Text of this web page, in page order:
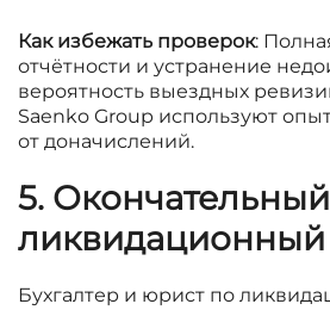
Как избежать проверок:
отчётности и устранение
вероятность выездных
Saenko Group используют
от доначислений.
5. Окончательный
ликвидационный
Бухгалтер и юрист по